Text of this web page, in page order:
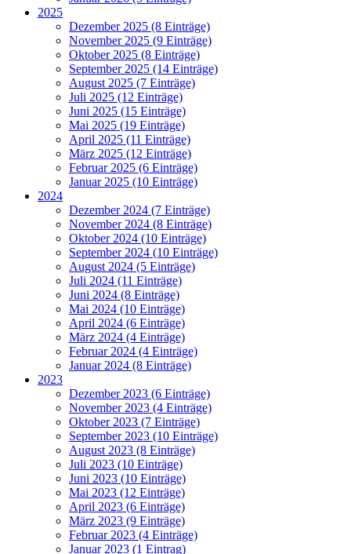
2025
Dezember 2025 (8 Einträge)
November 2025 (9 Einträge)
Oktober 2025 (8 Einträge)
September 2025 (14 Einträge)
August 2025 (7 Einträge)
Juli 2025 (12 Einträge)
Juni 2025 (15 Einträge)
Mai 2025 (19 Einträge)
April 2025 (11 Einträge)
März 2025 (12 Einträge)
Februar 2025 (6 Einträge)
Januar 2025 (10 Einträge)
2024
Dezember 2024 (7 Einträge)
November 2024 (8 Einträge)
Oktober 2024 (10 Einträge)
September 2024 (10 Einträge)
August 2024 (5 Einträge)
Juli 2024 (11 Einträge)
Juni 2024 (8 Einträge)
Mai 2024 (10 Einträge)
April 2024 (6 Einträge)
März 2024 (4 Einträge)
Februar 2024 (4 Einträge)
Januar 2024 (8 Einträge)
2023
Dezember 2023 (6 Einträge)
November 2023 (4 Einträge)
Oktober 2023 (7 Einträge)
September 2023 (10 Einträge)
August 2023 (8 Einträge)
Juli 2023 (10 Einträge)
Juni 2023 (10 Einträge)
Mai 2023 (12 Einträge)
April 2023 (6 Einträge)
März 2023 (9 Einträge)
Februar 2023 (4 Einträge)
Januar 2023 (1 Eintrag)